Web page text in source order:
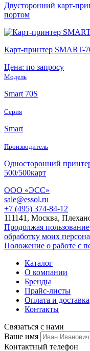
Двусторонний карт-
портом
Карт-принтер SMART-
Цена: по запросу
Модель
Smart 70S
Серия
Smart
Производитель
Односторонний
500/500карт
ООО «ЭСС»
sale@essol.ru
+7 (495) 374-84-12
111141, Москва,
Продолжая
обработку моих
Положение о работе с
Каталог
О компании
Бренды
Прайс-листы
Оплата и доставка
Контакты
Связаться с нами
Ваше имя
Контактный телефон